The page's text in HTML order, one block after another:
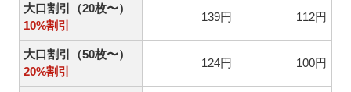
大口割引（20枚〜）
10%割引
139円 112円
大口割引（50枚〜）
20%割引
124円 100円